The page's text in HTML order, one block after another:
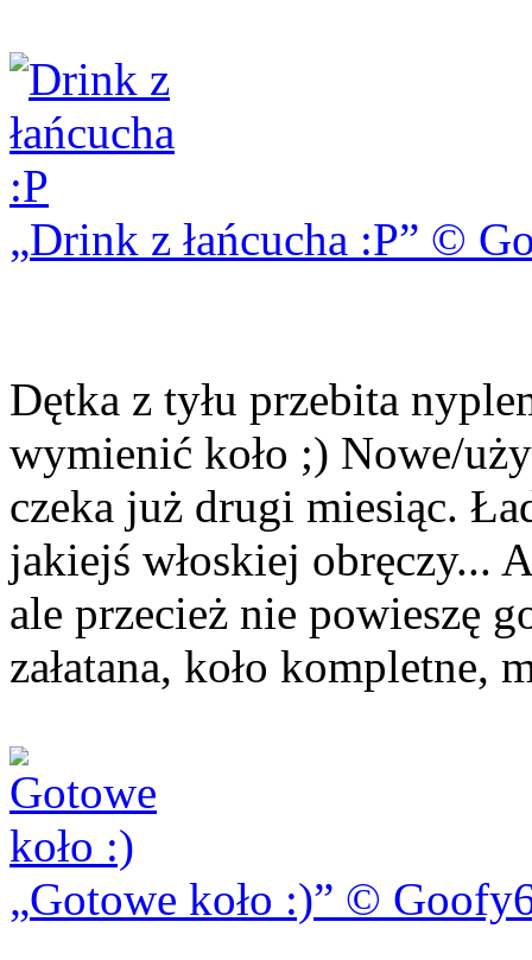
Drink z łańcucha :P ©
Dętka z tyłu przebita
wymienić koło ;) Nowe/
czeka już drugi miesiąc.
jakiejś włoskiej obręczy...
ale przecież nie powieszę
załatana, koło kompletne,
Gotowe koło :) ©